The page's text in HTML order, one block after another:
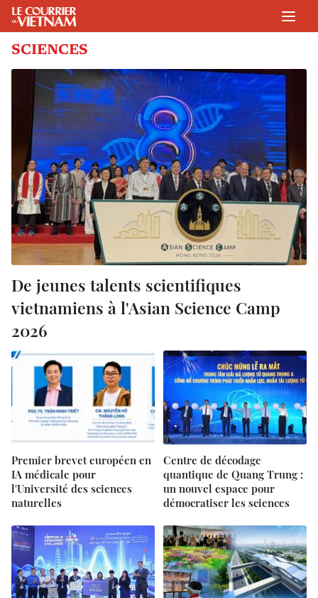
SCIENCES
De jeunes talents scientifiques
vietnamiens à l'Asian Science Camp
2026
Premier brevet européen en
IA médicale pour
l'Université des sciences
naturelles
Centre de décodage
quantique de Quang Trung :
un nouvel espace pour
démocratiser les sciences